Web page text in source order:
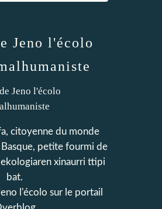
Jeno l'écolo
citoyenne du monde
Basque, petite fourmi de
ekologiaren xinaurri ttipi
bat.
l'écolo sur le portail